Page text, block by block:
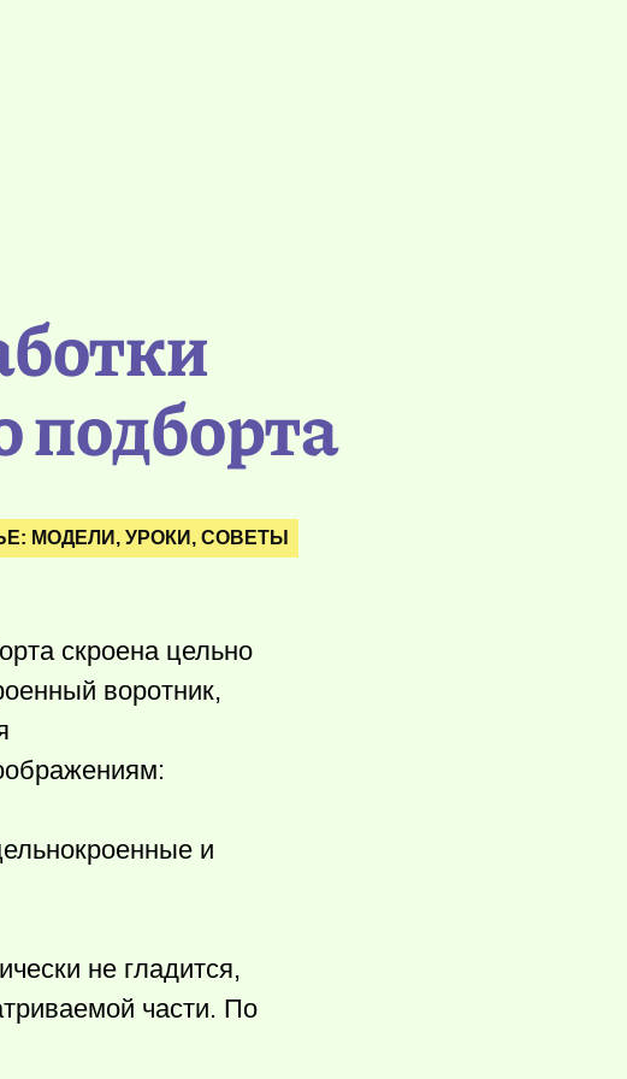
подборта
МОДЕЛИ, УРОКИ, СОВЕТЫ
скроена цельно
воротник,
и
не гладится,
части. По